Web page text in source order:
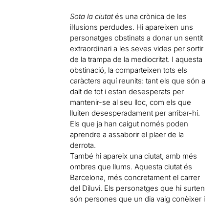
Sota la ciutatés una crònica de les
il·lusions perdudes. Hi apareixen uns
personatges obstinats a donar un sentit
extraordinari a les seves vides per sortir
de la trampa de la mediocritat. I aquesta
obstinació, la comparteixen tots els
caràcters aquí reunits: tant els que són a
dalt de tot i estan desesperats per
mantenir-se al seu lloc, com els que
lluiten desesperadament per arribar-hi.
Els que ja han caigut només poden
aprendre a assaborir el plaer de la
derrota.
També hi apareix una ciutat, amb més
ombres que llums. Aquesta ciutat és
Barcelona, més concretament el carrer
del Diluvi. Els personatges que hi surten
són persones que un dia vaig conèixer i